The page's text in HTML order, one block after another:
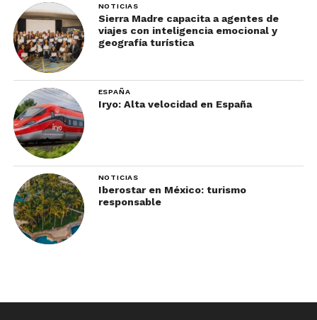
NOTICIAS
Sierra Madre capacita a agentes de
viajes con inteligencia emocional y
geografía turística
ESPAÑA
Iryo: Alta velocidad en España
NOTICIAS
Iberostar en México: turismo
responsable